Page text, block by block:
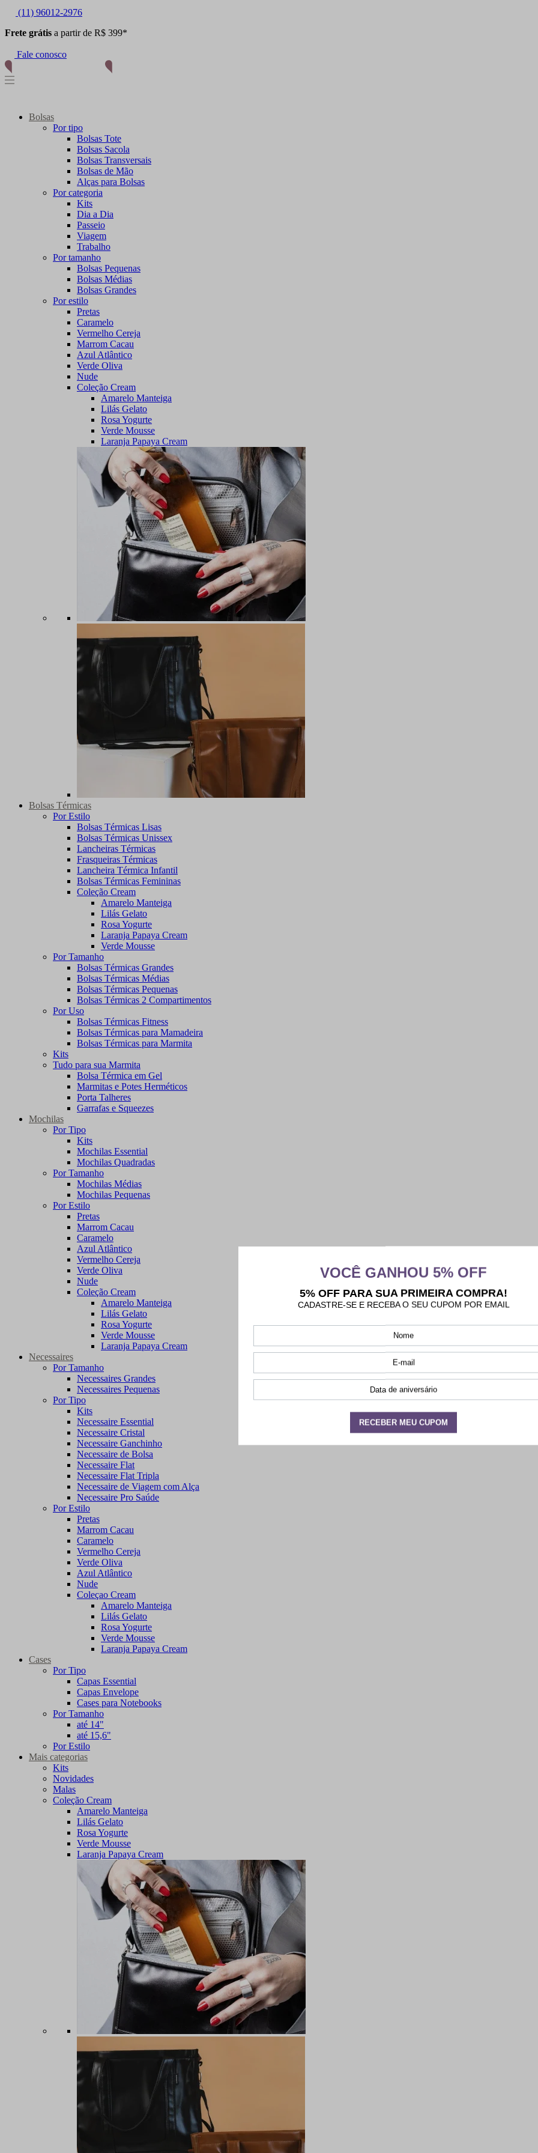
(11) 96012-2976
Frete grátis a partir de R$ 399*
Fale conosco
Bolsas
Por tipo
Bolsas Tote
Bolsas Sacola
Bolsas Transversais
Bolsas de Mão
Alças para Bolsas
Por categoria
Kits
Dia a Dia
Passeio
Viagem
Trabalho
Por tamanho
Bolsas Pequenas
Bolsas Médias
Bolsas Grandes
Por estilo
Pretas
Caramelo
Vermelho Cereja
Marrom Cacau
Azul Atlântico
Verde Oliva
Nude
Coleção Cream
Amarelo Manteiga
Lilás Gelato
Rosa Yogurte
Verde Mousse
Laranja Papaya Cream
Bolsas Térmicas
Por Estilo
Bolsas Térmicas Lisas
Bolsas Térmicas Unissex
Lancheiras Térmicas
Frasqueiras Térmicas
Lancheira Térmica Infantil
Bolsas Térmicas Femininas
Coleção Cream
Amarelo Manteiga
Lilás Gelato
Rosa Yogurte
Laranja Papaya Cream
Verde Mousse
Por Tamanho
Bolsas Térmicas Grandes
Bolsas Térmicas Médias
Bolsas Térmicas Pequenas
Bolsas Térmicas 2 Compartimentos
Por Uso
Bolsas Térmicas Fitness
Bolsas Térmicas para Mamadeira
Bolsas Térmicas para Marmita
Kits
Tudo para sua Marmita
Bolsa Térmica em Gel
Marmitas e Potes Herméticos
Porta Talheres
Garrafas e Squeezes
Mochilas
Por Tipo
Kits
Mochilas Essential
Mochilas Quadradas
Por Tamanho
Mochilas Médias
Mochilas Pequenas
Por Estilo
Pretas
Marrom Cacau
Caramelo
Azul Atlântico
Vermelho Cereja
Verde Oliva
Nude
Coleção Cream
Amarelo Manteiga
Lilás Gelato
Rosa Yogurte
Verde Mousse
Laranja Papaya Cream
Necessaires
Por Tamanho
Necessaires Grandes
Necessaires Pequenas
Por Tipo
Kits
Necessaire Essential
Necessaire Cristal
Necessaire Ganchinho
Necessaire de Bolsa
Necessaire Flat
Necessaire Flat Tripla
Necessaire de Viagem com Alça
Necessaire Pro Saúde
Por Estilo
Pretas
Marrom Cacau
Caramelo
Vermelho Cereja
Verde Oliva
Azul Atlântico
Nude
Coleçao Cream
Amarelo Manteiga
Lilás Gelato
Rosa Yogurte
Verde Mousse
Laranja Papaya Cream
Cases
Por Tipo
Capas Essential
Capas Envelope
Cases para Notebooks
Por Tamanho
até 14"
até 15,6"
Por Estilo
Mais categorias
Kits
Novidades
Malas
Coleção Cream
Amarelo Manteiga
Lilás Gelato
Rosa Yogurte
Verde Mousse
Laranja Papaya Cream